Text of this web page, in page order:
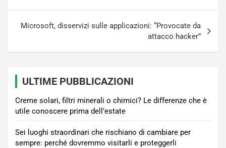
Microsoft, disservizi sulle applicazioni: “Provocate da
attacco hacker”
ULTIME PUBBLICAZIONI
Creme solari, filtri minerali o chimici? Le differenze che è
utile conoscere prima dell’estate
Sei luoghi straordinari che rischiano di cambiare per
sempre: perché dovremmo visitarli e proteggerli